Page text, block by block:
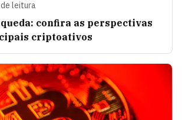
de leitura
confira as perspectivas
criptoativos